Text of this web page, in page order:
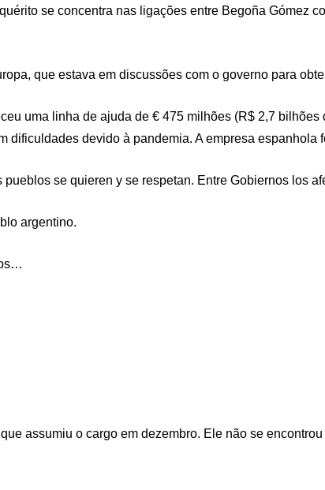
se concentra nas ligações entre Begoña Gómez
que estava em discussões com o governo para
uma linha de ajuda de € 475 milhões (R$ 2,7
dificuldades devido à pandemia. A empresa espanhola
se quieren y se respetan. Entre Gobiernos los
argentino.
assumiu o cargo em dezembro. Ele não se